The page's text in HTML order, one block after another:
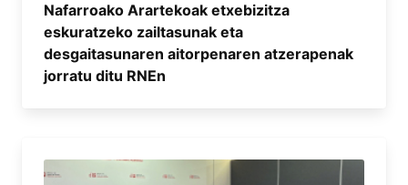
Nafarroako Arartekoak etxebizitza
eskuratzeko zailtasunak eta
desgaitasunaren aitorpenaren atzerapenak
jorratu ditu RNEn